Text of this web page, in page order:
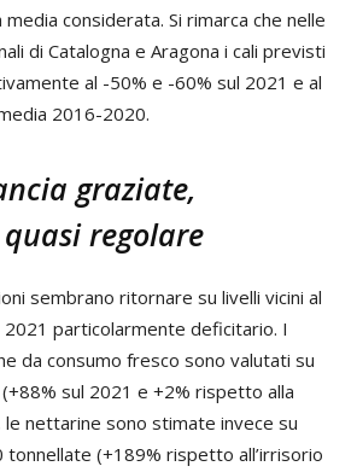
considerata. Si rimarca che nelle
di Catalogna e Aragona i cali previsti
al -50% e -60% sul 2021 e al
2016-2020.
graziate,
regolare
sembrano ritornare su livelli vicini al
particolarmente deficitario. I
da consumo fresco sono valutati su
sul 2021 e +2% rispetto alla
nettarine sono stimate invece su
tonnellate (+189% rispetto all’irrisorio